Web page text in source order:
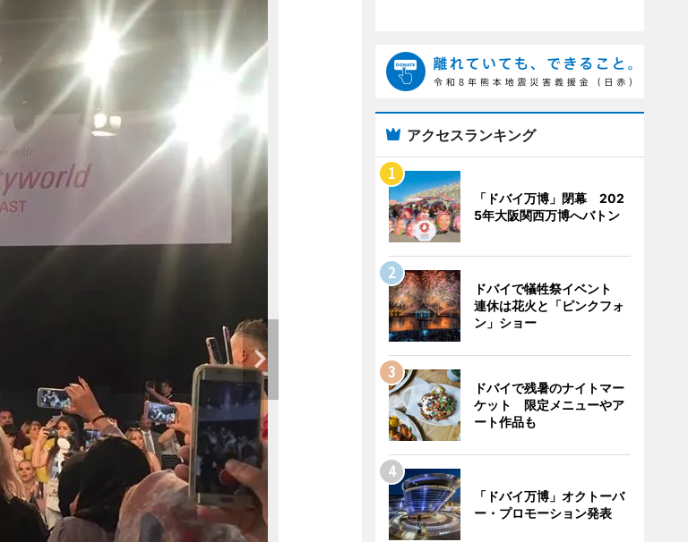
アクセスランキング
「ドバイ万博」閉幕 202
5年大阪関西万博へバトン
ドバイで犠牲祭イベント
連休は花火と「ピンクフォ
ン」ショー
ドバイで残暑のナイトマー
ケット 限定メニューやア
ート作品も
「ドバイ万博」オクトーバ
ー・プロモーション発表